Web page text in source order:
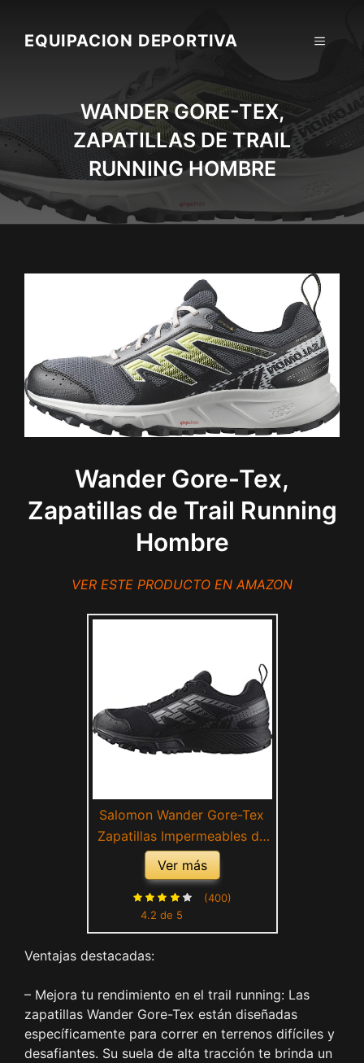
contentEQUIPACION DEPORTIVA MENU
WANDER GORE-TEX,
ZAPATILLAS DE TRAIL
RUNNING HOMBRE
Wander Gore-Tex,
Zapatillas de Trail Running
Hombre
VER ESTE PRODUCTO EN AMAZON
Salomon Wander Gore-Tex
Zapatillas Impermeables de
Trail Running para Hombre,
A punto para el aire libre,
Comodidad mullida, Sujeción
del pie segura, Black, 43 1/3
Ver más
4.2 de 5
(400)
Ventajas destacadas:
– Mejora tu rendimiento en el trail running: Las
zapatillas Wander Gore-Tex están diseñadas
específicamente para correr en terrenos difíciles y
desafiantes. Su suela de alta tracción te brinda un